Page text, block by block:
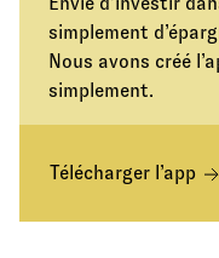
simplement
Nous avons créé
simplement.
Télécharger l’app